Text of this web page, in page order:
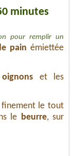
minutes
pour remplir un
pain émiettée
oignons et les
finement le tout
le beurre, sur